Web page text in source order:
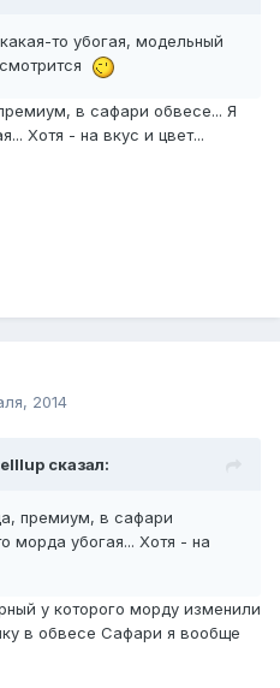
то убогая, модельный
в сафари обвесе... Я
Хотя - на вкус и цвет...
2014
сказал:
премиум, в сафари
морда убогая... Хотя - на
у которого морду изменили
в обвесе Сафари я вообще